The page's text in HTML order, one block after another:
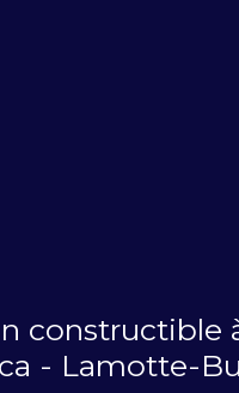
constructible
- Lamotte-